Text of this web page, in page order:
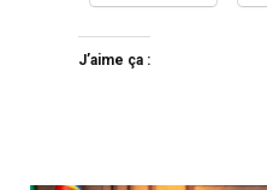
J’aime ça :